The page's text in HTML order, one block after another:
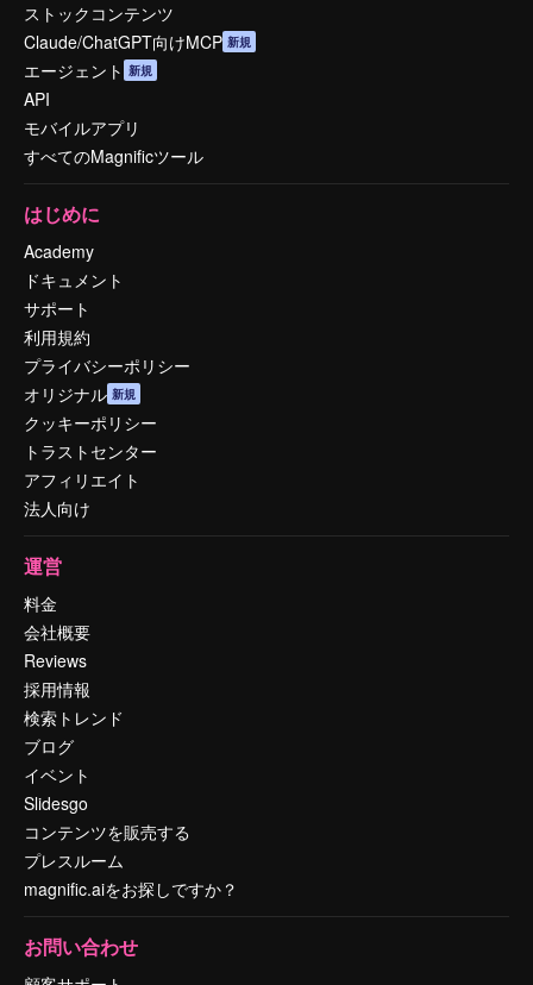
ストックコンテンツ
Claude/ChatGPT向けMCP 新規
エージェント 新規
API
モバイルアプリ
すべてのMagnificツール
はじめに
Academy
ドキュメント
サポート
利用規約
プライバシーポリシー
オリジナル 新規
クッキーポリシー
トラストセンター
アフィリエイト
法人向け
運営
料金
会社概要
Reviews
採用情報
検索トレンド
ブログ
イベント
Slidesgo
コンテンツを販売する
プレスルーム
magnific.aiをお探しですか？
お問い合わせ